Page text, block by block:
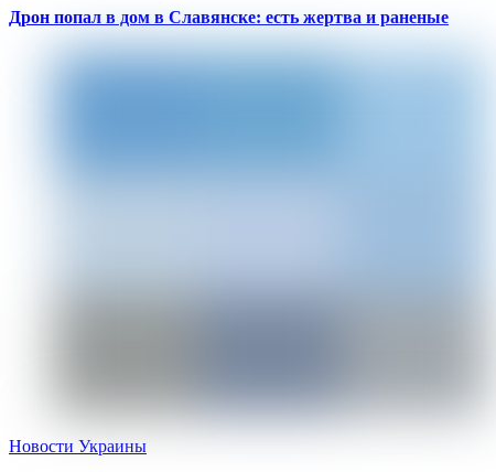
Дрон попал в дом в Славянске: есть жертва и раненые
Новости Украины